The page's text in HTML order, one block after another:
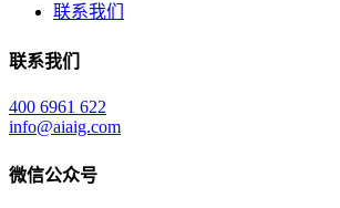
联系我们
联系我们
400 6961 622
info@aiaig.com
微信公众号